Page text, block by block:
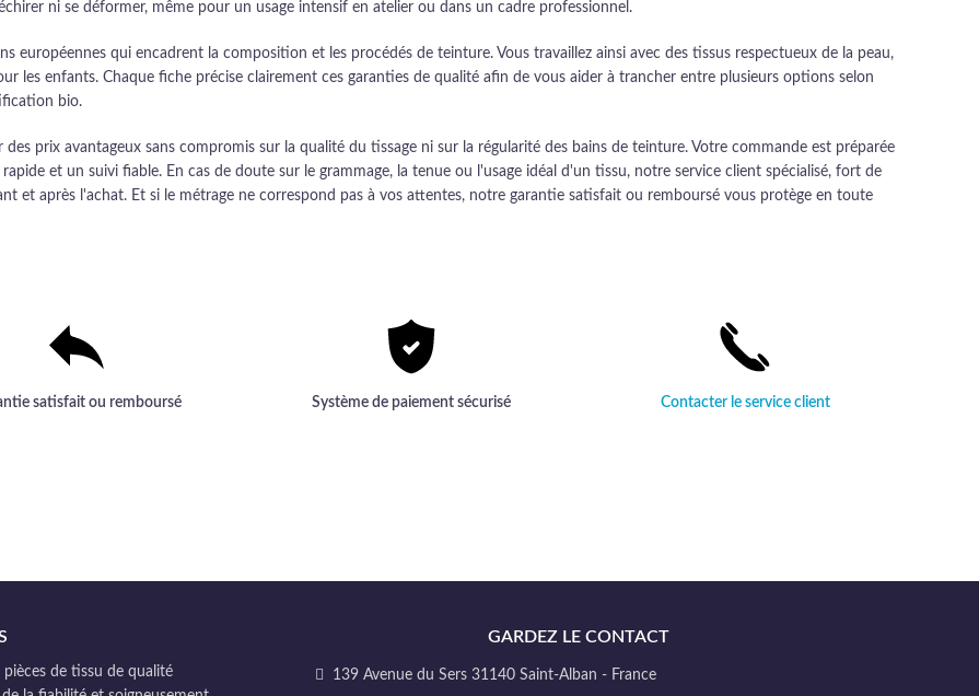
ni se déformer, même pour un usage intensif en atelier ou dans un cadre professionnel.
européennes qui encadrent la composition et les procédés de teinture. Vous travaillez ainsi avec des tissus respectueux de la peau,
les enfants. Chaque fiche précise clairement ces garanties de qualité afin de vous aider à trancher entre plusieurs options selon
bio.
prix avantageux sans compromis sur la qualité du tissage ni sur la régularité des bains de teinture. Votre commande est préparée
et un suivi fiable. En cas de doute sur le grammage, la tenue ou l'usage idéal d'un tissu, notre service client spécialisé, fort de
et après l'achat. Et si le métrage ne correspond pas à vos attentes, notre garantie satisfait ou remboursé vous protège en toute
satisfait ou remboursé Système de paiement sécurisé Contacter le service client
de tissu de qualité
GARDEZ LE CONTACT
139 Avenue du Sers 31140 Saint-Alban - France